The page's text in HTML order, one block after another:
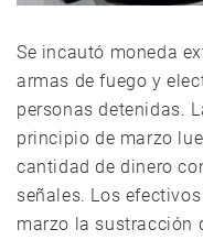
Se incautó moneda
armas de fuego y
personas detenidas.
principio de marzo
cantidad de dinero
señales. Los
marzo la sustracción